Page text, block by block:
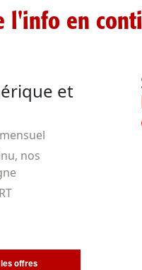
l'info en
et
nos
offres